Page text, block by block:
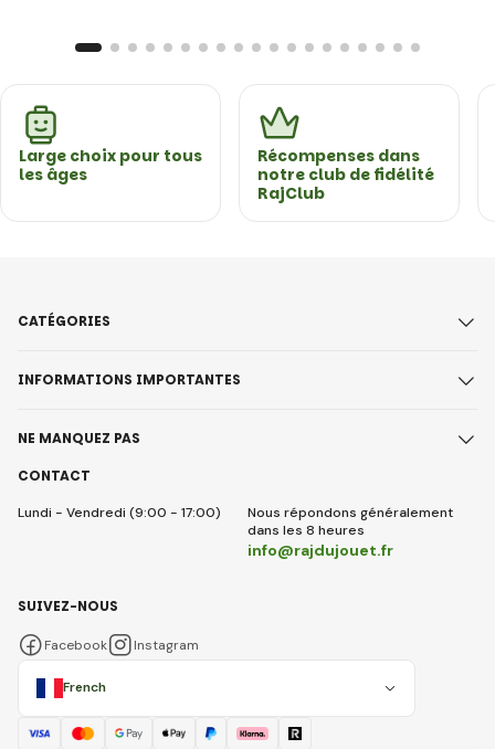
Large choix pour tous
les âges
Récompenses dans
notre club de fidélité
RajClub
CONTACT
Lundi - Vendredi (9:00 - 17:00)
Nous répondons généralement
dans les 8 heures
info@rajdujouet.fr
CATÉGORIES
INFORMATIONS IMPORTANTES
NE MANQUEZ PAS
French
SUIVEZ-NOUS
Facebook Instagram